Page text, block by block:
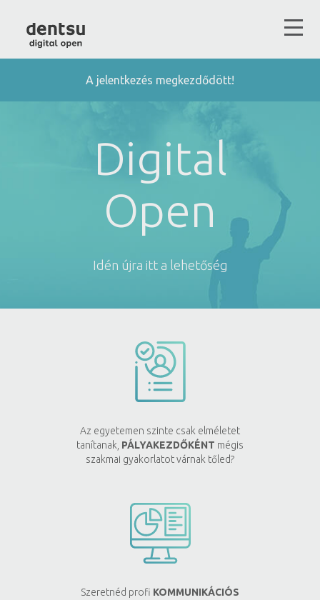
A jelentkezés megkezdődött!
Digital
Open
Idén újra itt a lehetőség
Az egyetemen szinte csak elméletet
tanítanak, PÁLYAKEZDŐKÉNT mégis
szakmai gyakorlatot várnak tőled?
Szeretnéd profi KOMMUNIKÁCIÓS